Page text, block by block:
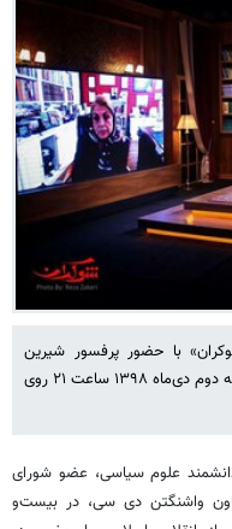
با حضور پرفسور شیرین
هانتر، عضو شورای روابط خارجی آمریکا، دوشنبه دوم دی‌ماه ۱۳۹۸ ساعت ۲۱ روی
علوم سیاسی، عضو شورای
واشنگتن دی سی، در بیست‌و